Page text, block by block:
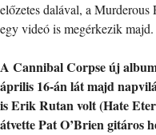
előzetes dalával, a Murderous
egy videó is megérkezik majd.
A Cannibal Corpse új
április 16-án lát majd
is Erik Rutan volt (Hate
átvettePat O’Brien gitáros